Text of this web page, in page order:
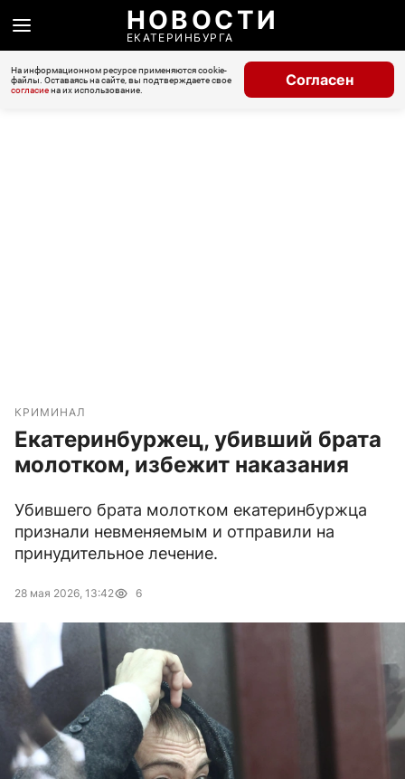
НОВОСТИ
ЕКАТЕРИНБУРГА
На информационном ресурсе применяются cookie-
файлы. Оставаясь на сайте, вы подтверждаете свое
согласиена их использование.
Согласен
КРИМИНАЛ
Екатеринбуржец, убивший брата
молотком, избежит наказания
Убившего брата молотком екатеринбуржца
признали невменяемым и отправили на
принудительное лечение.
28 мая 2026, 13:42 6